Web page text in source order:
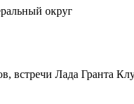
округ
встречи Лада Гранта